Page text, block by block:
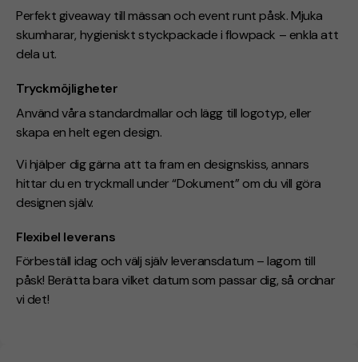
Perfekt giveaway till mässan och event runt påsk. Mjuka
skumharar, hygieniskt styckpackade i flowpack – enkla att
dela ut.
Tryckmöjligheter
Använd våra standardmallar och lägg till logotyp, eller
skapa en helt egen design.
Vi hjälper dig gärna att ta fram en designskiss, annars
hittar du en tryckmall under “Dokument” om du vill göra
designen själv.
Flexibel leverans
Förbeställ idag och välj själv leveransdatum – lagom till
påsk! Berätta bara vilket datum som passar dig, så ordnar
vi det!